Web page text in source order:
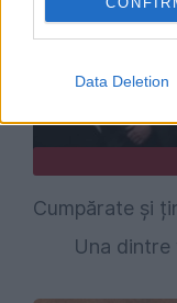
Data Deletion
Cumpărate și
Una dintre